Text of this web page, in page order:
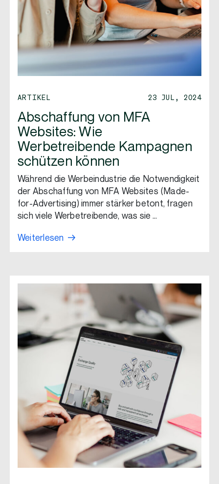
ARTIKEL 23 JUL, 2024
Abschaffung von MFA
Websites: Wie
Werbetreibende Kampagnen
schützen können
Während die Werbeindustrie die Notwendigkeit
der Abschaffung von MFA Websites (Made-
for-Advertising) immer stärker betont, fragen
sich viele Werbetreibende, was sie …
Weiterlesen